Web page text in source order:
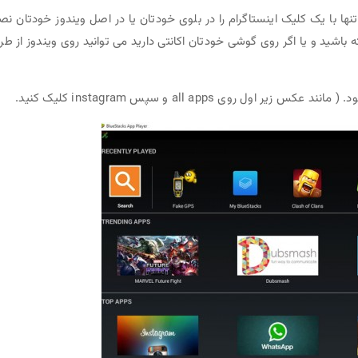
یک کلیک اینستاگرام را در بلوی خودتان یا در اصل ویندوز خودتان
و یا اگر روی گوشی خودتان اکانتی دارید می توانید روی ویندوز از